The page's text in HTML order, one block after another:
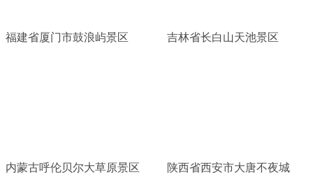
福建省厦门市鼓浪屿景区 吉林省长白山天池景区
内蒙古呼伦贝尔大草原景区 陕西省西安市大唐不夜城